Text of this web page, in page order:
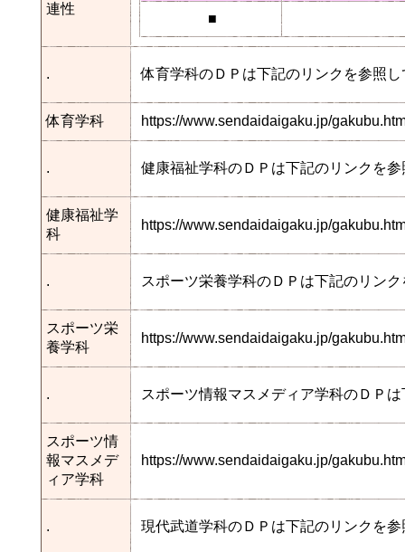
連性
■
. 体育学科のＤＰは下記のリンクを参照
体育学科 https://www.sendaidaigaku.jp/
. 健康福祉学科のＤＰは下記のリンクを
健康福祉学
科
https://www.sendaidaigaku.jp/
. スポーツ栄養学科のＤＰは下記のリン
スポーツ栄
養学科
https://www.sendaidaigaku.jp/
. スポーツ情報マスメディア学科のＤＰ
スポーツ情
報マスメデ
ィア学科
https://www.sendaidaigaku.jp/
. 現代武道学科のＤＰは下記のリンクを